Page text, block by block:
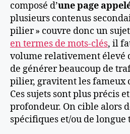
composé d’une page
plusieurs contenus
pilier » couvre donc un
en termes de mots-clés, il
volume relativement élevé
de générer beaucoup de
pilier, gravitent les fameux
Ces sujets sont plus précis
profondeur. On cible alors
spécifiques et/ou de longue